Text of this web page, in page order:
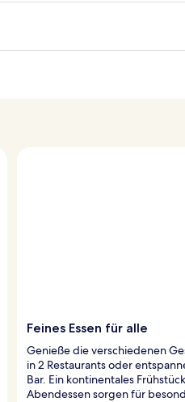
Feines Essen für alle
Genieße die verschiedenen
in 2 Restaurants oder
Bar. Ein kontinentales
Abendessen sorgen für